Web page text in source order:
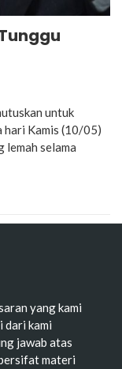
untuk
hari Kamis (10/05)
lemah selama
yang kami
dari kami
jawab atas
materi